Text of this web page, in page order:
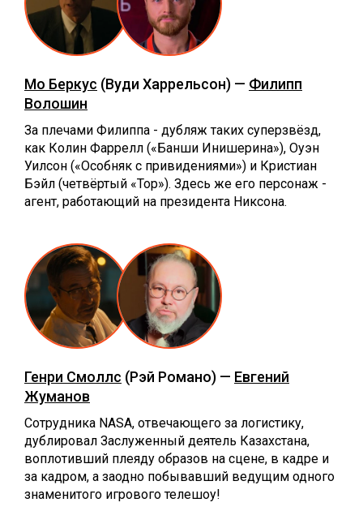
Мо Беркус (Вуди Харрельсон) — Филипп
Волошин
За плечами Филиппа - дубляж таких суперзвёзд,
как Колин Фаррелл («Банши Инишерина»), Оуэн
Уилсон («Особняк с привидениями») и Кристиан
Бэйл (четвёртый «Тор»). Здесь же его персонаж -
агент, работающий на президента Никсона.
Генри Смоллс (Рэй Романо) — Евгений
Жуманов
Сотрудника NASA, отвечающего за логистику,
дублировал Заслуженный деятель Казахстана,
воплотивший плеяду образов на сцене, в кадре и
за кадром, а заодно побывавший ведущим одного
знаменитого игрового телешоу!